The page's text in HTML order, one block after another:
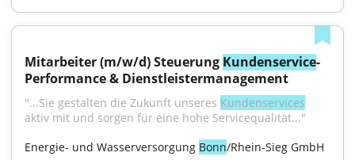
Mitarbeiter (m/w/d) Steuerung Kundenservice-
Performance & Dienstleistermanagement
"...Sie gestalten die Zukunft unseres Kundenservices
aktiv mit und sorgen für eine hohe Servicequalität..."
Energie- und Wasserversorgung Bonn/Rhein-Sieg GmbH